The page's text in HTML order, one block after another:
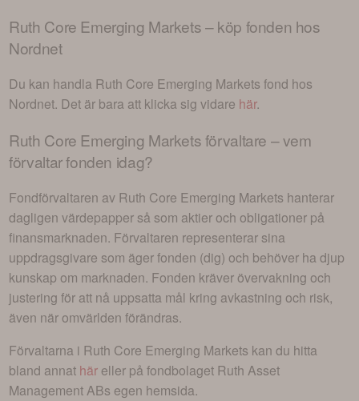
Ruth Core Emerging Markets– köp fonden hos
Nordnet
Du kan handla Ruth Core Emerging Markets fond hos
Nordnet. Det är bara att klicka sig vidare här.
Ruth Core Emerging Marketsförvaltare – vem
förvaltar fonden idag?
Fondförvaltaren av Ruth Core Emerging Markets hanterar
dagligen värdepapper så som aktier och obligationer på
finansmarknaden. Förvaltaren representerar sina
uppdragsgivare som äger fonden (dig) och behöver ha djup
kunskap om marknaden. Fonden kräver övervakning och
justering för att nå uppsatta mål kring avkastning och risk,
även när omvärlden förändras.
Förvaltarna i Ruth Core Emerging Markets kan du hitta
bland annat här eller på fondbolaget Ruth Asset
Management ABs egen hemsida.